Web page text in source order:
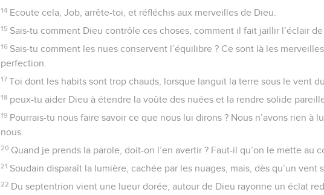
14 Ecoute cela, Job, arrête-toi, et réfléchis aux merveilles de Dieu.
15 Sais-tu comment Dieu contrôle ces choses, comment il fait jaillir l’éclair de
16 Sais-tu comment les nues conservent l’équilibre ? Ce sont là les
perfection.
17 Toi dont les habits sont trop chauds, lorsque languit la terre sous le vent
18 peux-tu aider Dieu à étendre la voûte des nuées et la rendre solide
19 Pourrais-tu nous faire savoir ce que nous lui dirons ? Nous n’avons rien à
nous.
20 Quand je prends la parole, doit-on l’en avertir ? Faut-il qu’on le mette au
21 Soudain disparaît la lumière, cachée par les nuages, mais, dès qu’un vent
22 Du septentrion vient une lueur dorée, autour de Dieu rayonne un éclat